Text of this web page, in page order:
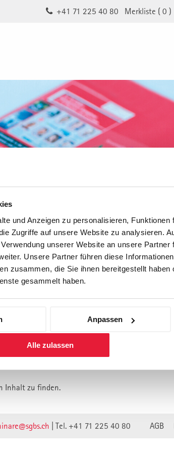
und Anzeigen zu personalisieren, Funktionen
Zugriffe auf unsere Website zu analysieren.
unserer Website an unsere Partner
Unsere Partner führen diese Informationen
zusammen, die Sie ihnen bereitgestellt haben
gesammelt haben.
Anpassen
Alle zulassen
Merkliste (0 )
+41 71 225 40 80
Inhouse, Consulting Corporate
Berufsbegleitendes Praxisstudium
für Führungskräfte
umgezogen.
auf eine neue technische Basis gestellt.
Inhalt zu finden.
Tel. +41 71 225 40 80 AGB